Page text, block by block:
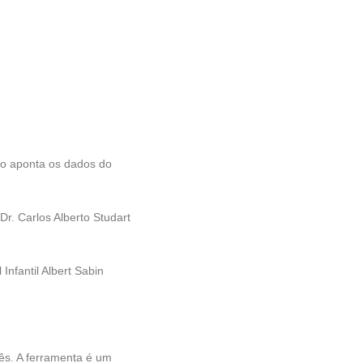
aponta os dados do
Carlos Alberto Studart
Albert Sabin
A ferramenta é um